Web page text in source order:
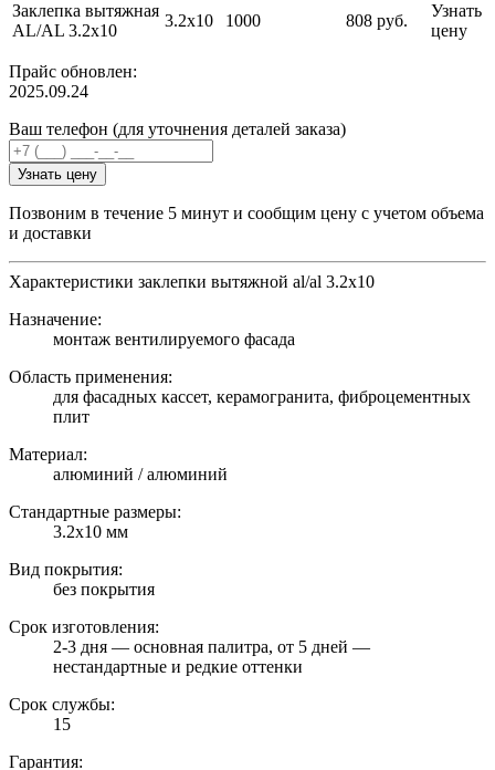
Заклепка вытяжная
AL/AL 3.2х10
3.2х10 1000 808 руб.
Узнать
цену
Прайс обновлен:
2025.09.24
Ваш телефон (для уточнения деталей заказа)
Узнать цену
Позвоним в течение 5 минут и сообщим цену с учетом объема
и доставки
Характеристики заклепки вытяжной al/al 3.2х10
Назначение:
монтаж вентилируемого фасада
Область применения:
для фасадных кассет, керамогранита, фиброцементных
плит
Материал:
алюминий / алюминий
Стандартные размеры:
3.2х10 мм
Вид покрытия:
без покрытия
Срок изготовления:
2-3 дня — основная палитра, от 5 дней —
нестандартные и редкие оттенки
Срок службы:
15
Гарантия: